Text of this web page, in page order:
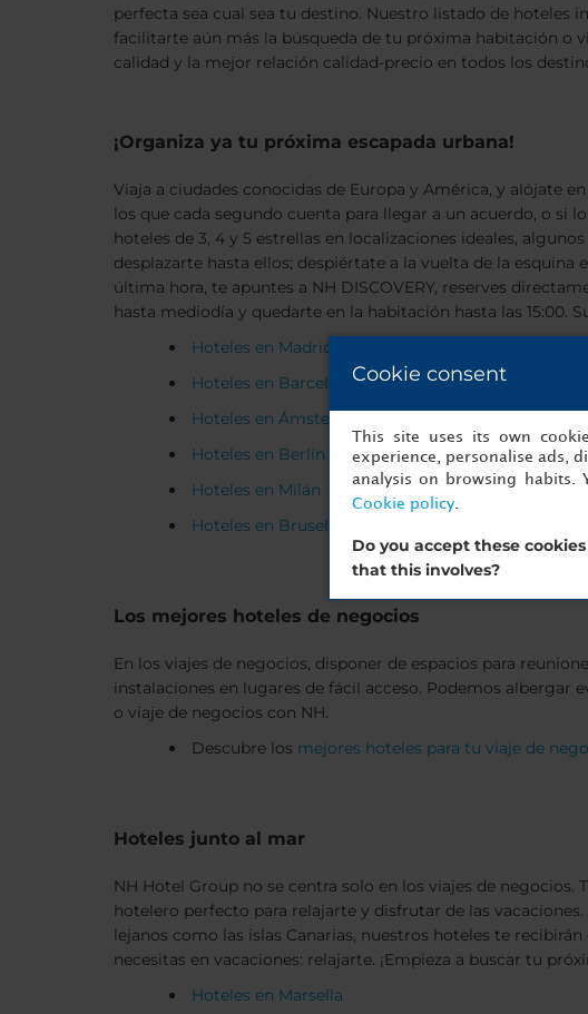
perfecta sea cual sea tu destino. Nuestro listado de hoteles
facilitarte aún más la búsqueda de tu próxima habitación o
calidad y la mejor relación calidad-precio en todos los
¡Organiza ya tu próxima escapada urbana!
Viaja a ciudades conocidas de Europa y América, y alójate
los que cada segundo cuenta para llegar a un acuerdo, o si
hoteles de 3, 4 y 5 estrellas en localizaciones ideales,
desplazarte hasta ellos; despiértate a la vuelta de la
última hora, te apuntes a NH DISCOVERY, reserves
hasta mediodía y quedarte en la habitación hasta las 15:00.
Hoteles en Madrid
Hoteles en Barcelona
Hoteles en Ámsterdam
Hoteles en Berlín
Hoteles en Milán
Hoteles en Bruselas
Los mejores hoteles de negocios
En los viajes de negocios, disponer de espacios para
instalaciones en lugares de fácil acceso. Podemos albergar
o viaje de negocios con NH.
Descubre los mejores hoteles para tu viaje de
Hoteles junto al mar
NH Hotel Group no se centra solo en los viajes de
hotelero perfecto para relajarte y disfrutar de las
lejanos como las islas Canarias, nuestros hoteles te
necesitas en vacaciones: relajarte. ¡Empieza a buscar tu
Hoteles en Marsella
Cookie consent
This site uses its own
experience, personalise ads,
analysis on browsing habits.
Cookie policy.
Do you accept these
that this involves?